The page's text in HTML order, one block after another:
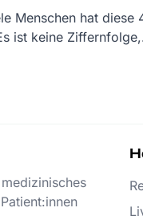
Menschen hat diese
ist keine Ziffernfolge,